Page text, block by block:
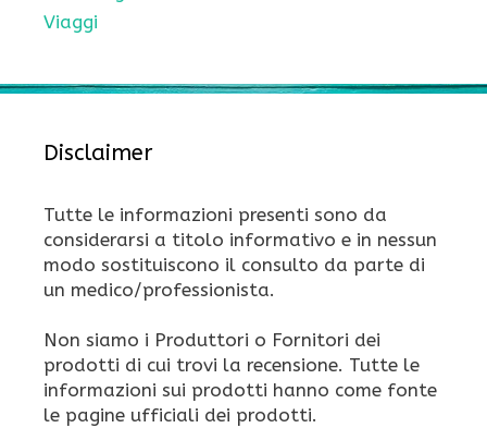
Viaggi
Disclaimer
Tutte le informazioni presenti sono da
considerarsi a titolo informativo e in nessun
modo sostituiscono il consulto da parte di
un medico/professionista.
Non siamo i Produttori o Fornitori dei
prodotti di cui trovi la recensione. Tutte le
informazioni sui prodotti hanno come fonte
le pagine ufficiali dei prodotti.